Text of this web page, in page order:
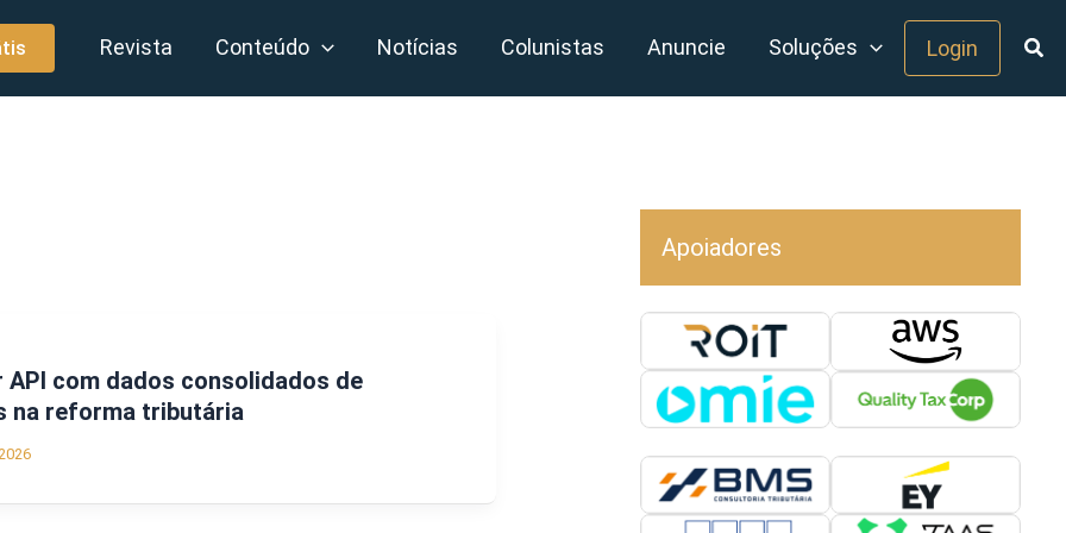
Revista Conteúdo Notícias Colunistas Anuncie Soluções Login
com dados consolidados de
na reforma tributária
Apoiadores